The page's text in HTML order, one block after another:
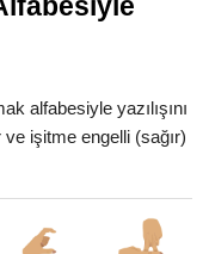
alfabesiyle yazılışını
işitme engelli (sağır)